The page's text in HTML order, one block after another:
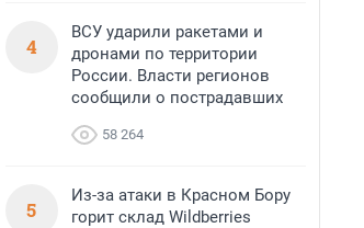
4
ВСУ ударили ракетами и
дронами по территории
России. Власти регионов
сообщили о пострадавших
58 264
5
Из-за атаки в Красном Бору
горит склад Wildberries